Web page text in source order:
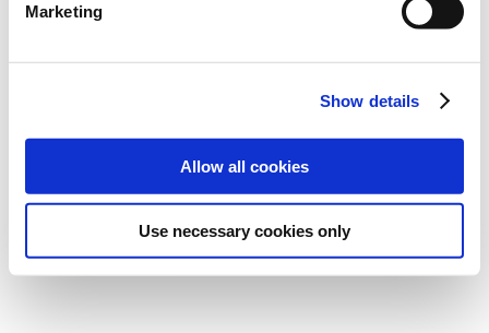
Marketing
Show details
Allow all cookies
Use necessary cookies only